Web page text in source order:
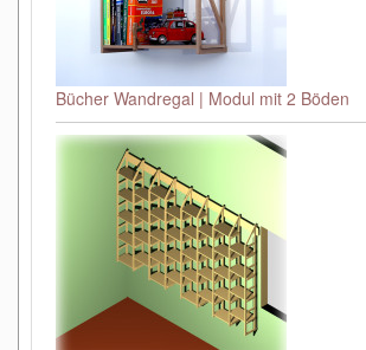
Bücher Wandregal | Modul mit 2 Böden